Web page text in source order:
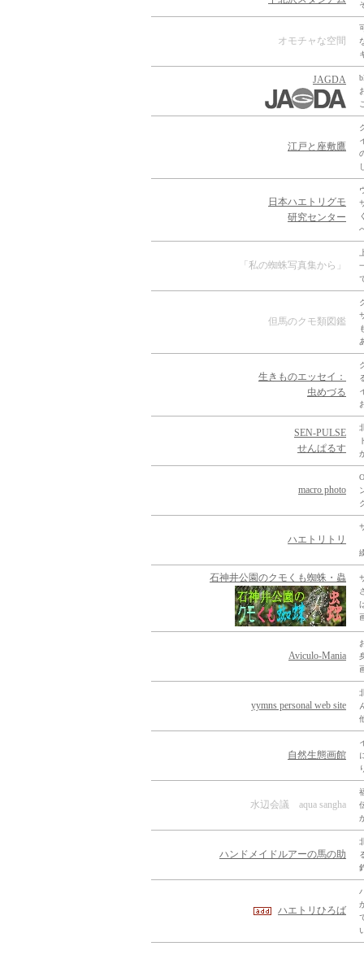
オモチャな空間
JAGDA
江戸と座敷鷹
日本ハエトリグモ
研究センター
「私の蜘蛛写真集から」
但馬のクモ類図鑑
生きものエッセイ：
虫めづる
SEN-PULSE
せんぱるす
macro photo
ハエトリトリ
石神井公園のクモくも蜘蛛・蟲
Aviculo-Mania
yymns personal web site
自然生態画館
水辺会議 aqua sangha
ハンドメイドルアーの馬の助
ハエトリひろば